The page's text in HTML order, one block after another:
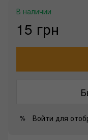
В наличии
15 грн
% Войти для